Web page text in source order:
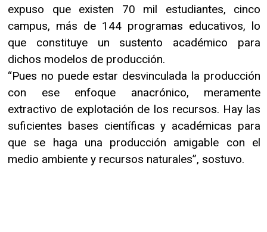
expuso que existen 70 mil estudiantes, cinco
campus, más de 144 programas educativos, lo
que constituye un sustento académico para
dichos modelos de producción.
“Pues no puede estar desvinculada la producción
con ese enfoque anacrónico, meramente
extractivo de explotación de los recursos. Hay las
suficientes bases científicas y académicas para
que se haga una producción amigable con el
medio ambiente y recursos naturales”, sostuvo.